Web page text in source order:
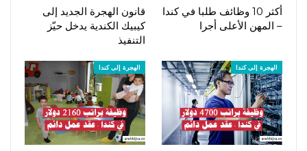
أكثر 10 وظائف طلبا في كندا
– المهن الأعلى أجرا
قانون الهجرة الجديد إلى
كيبيك الكندية يدخل حيّز
التنفيذ
الهجرة إلى كندا الهجرة إلى كندا